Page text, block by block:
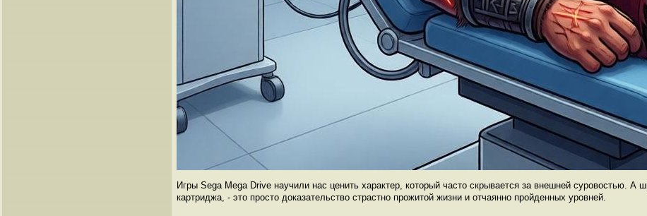
Игры Sega Mega Drive научили нас ценить характер, который часто скрывается за внешней суровостью. А
картриджа, - это просто доказательство страстно прожитой жизни и отчаянно пройденных уровней.